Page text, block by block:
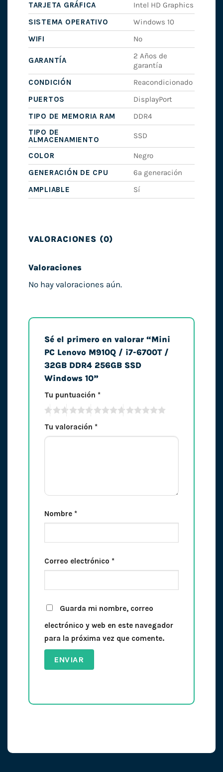
TARJETA GRÁFICA
Intel HD Graphics
SISTEMA OPERATIVO
Windows 10
WIFI
No
GARANTÍA
2 Años de
garantía
CONDICIÓN
Reacondicionado
PUERTOS
DisplayPort
TIPO DE MEMORIA RAM
DDR4
TIPO DE
ALMACENAMIENTO
SSD
COLOR
Negro
GENERACIÓN DE CPU
6ª generación
AMPLIABLE
Sí
VALORACIONES (0)
Valoraciones
No hay valoraciones aún.
Sé el primero en valorar “Mini
PC Lenovo M910Q / i7-6700T /
32GB DDR4 256GB SSD
Windows 10”
Tu puntuación *
Tu valoración *
Nombre *
Correo electrónico *
Guarda mi nombre, correo
electrónico y web en este navegador
para la próxima vez que comente.